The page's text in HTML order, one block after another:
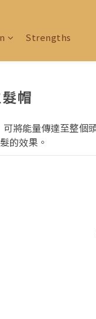
Strengths
帽
將能量傳達至整個
的效果。